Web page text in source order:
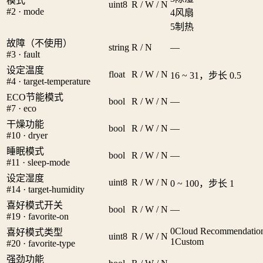
#2 · mode
uint8 R / W / N
4风扇
5制热
故障（不使用）
#3 · fault
string R / N —
设定温度
#4 · target-temperature
float R / W / N 16 ~ 31，步长 0.5
ECO节能模式
#7 · eco
bool R / W / N —
干燥功能
#10 · dryer
bool R / W / N —
睡眠模式
#11 · sleep-mode
bool R / W / N —
设定湿度
#14 · target-humidity
uint8 R / W / N 0 ~ 100，步长 1
喜好模式开关
#19 · favorite-on
bool R / W / N —
喜好模式类型
#20 · favorite-type
uint8 R / W / N
0Cloud
1Custom
强劲功能